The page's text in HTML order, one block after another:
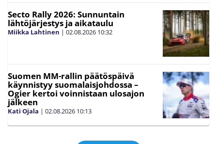
Secto Rally 2026: Sunnuntain
lähtöjärjestys ja aikataulu
Miikka Lahtinen | 02.08.2026 10:32
Suomen MM-rallin päätöspäivä
käynnistyy suomalaisjohdossa –
Ogier kertoi voinnistaan ulosajon
jälkeen
Kati Ojala | 02.08.2026 10:13